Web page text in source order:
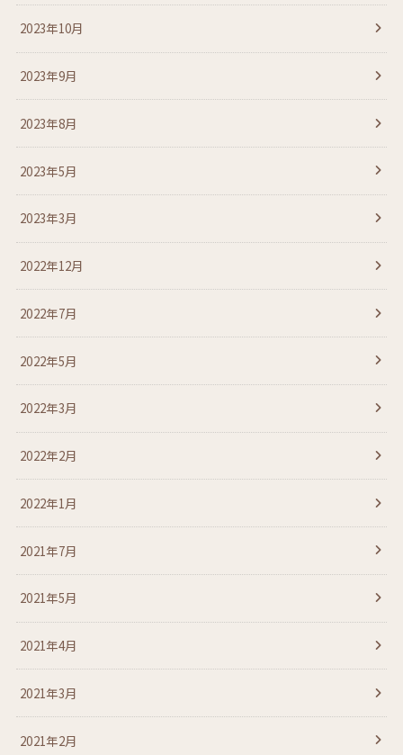
2023年10月
2023年9月
2023年8月
2023年5月
2023年3月
2022年12月
2022年7月
2022年5月
2022年3月
2022年2月
2022年1月
2021年7月
2021年5月
2021年4月
2021年3月
2021年2月